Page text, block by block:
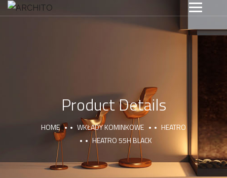
Product Details
HOME WKŁADY KOMINKOWE
HEATRO
HEATRO 55H BLACK